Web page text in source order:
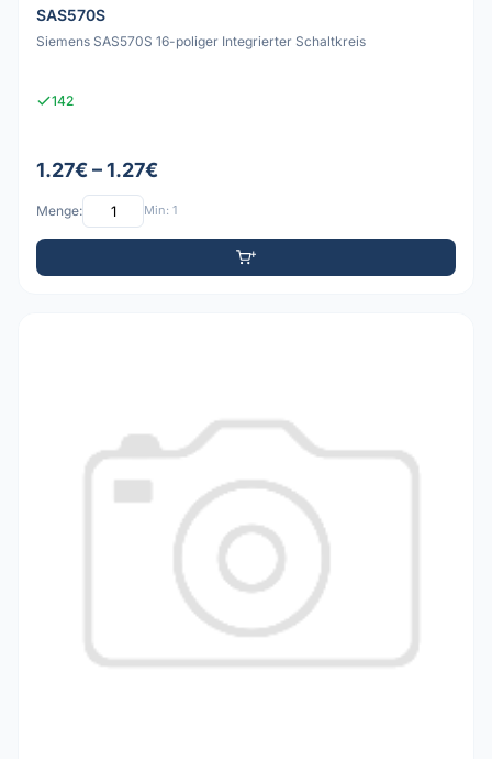
SAS570S
Siemens SAS570S 16-poliger Integrierter Schaltkreis
142
1.27€ – 1.27€
Menge: Min: 1